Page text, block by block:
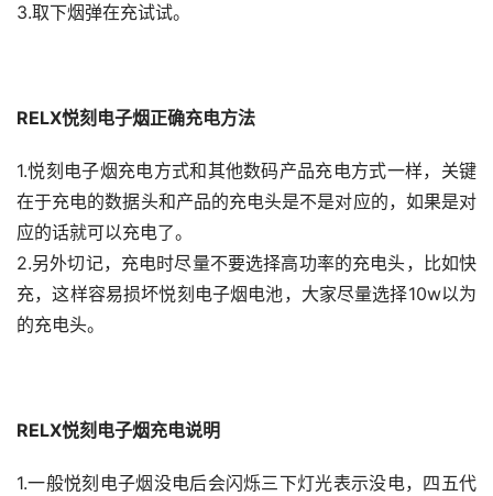
3.取下烟弹在充试试。
RELX悦刻电子烟正确充电方法
1.悦刻电子烟充电方式和其他数码产品充电方式一样，关键
在于充电的数据头和产品的充电头是不是对应的，如果是对
应的话就可以充电了。
2.另外切记，充电时尽量不要选择高功率的充电头，比如快
充，这样容易损坏悦刻电子烟电池，大家尽量选择10w以为
的充电头。
RELX悦刻电子烟充电说明
1.一般悦刻电子烟没电后会闪烁三下灯光表示没电，四五代